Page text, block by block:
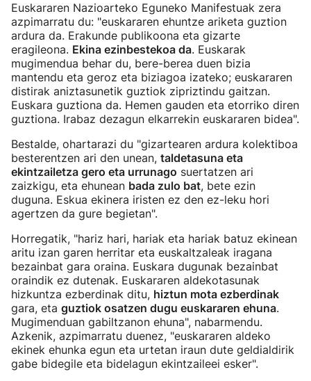
Euskararen Nazioarteko Eguneko Manifestuak zera
azpimarratu du: "euskararen ehuntze ariketa guztion
ardura da. Erakunde publikoona eta gizarte
eragileona. Ekina ezinbestekoa da. Euskarak
mugimendua behar du, bere-berea duen bizia
mantendu eta geroz eta biziagoa izateko; euskararen
distirak aniztasunetik guztiok zipriztindu gaitzan.
Euskara guztiona da. Hemen gauden eta etorriko diren
guztiona. Irabaz dezagun elkarrekin euskararen bidea".
Bestalde, ohartarazi du "gizartearen ardura kolektiboa
besterentzen ari den unean, taldetasuna eta
ekintzailetza gero eta urrunago suertatzen ari
zaizkigu, eta ehunean bada zulo bat, bete ezin
duguna. Eskua ekinera iristen ez den ez-leku hori
agertzen da gure begietan".
Horregatik, "hariz hari, hariak eta hariak batuz ekinean
aritu izan garen herritar eta euskaltzaleak iragana
bezainbat gara oraina. Euskara dugunak bezainbat
oraindik ez dutenak. Euskararen aldekotasunak
hizkuntza ezberdinak ditu, hiztun mota ezberdinak
gara, eta guztiok osatzen dugu euskararen ehuna.
Mugimenduan gabiltzanon ehuna", nabarmendu.
Azkenik, azpimarratu duenez, "euskararen aldeko
ekinek ehunka egun eta urtetan iraun dute geldialdirik
gabe bidegile eta bidelagun ekintzaileei esker".